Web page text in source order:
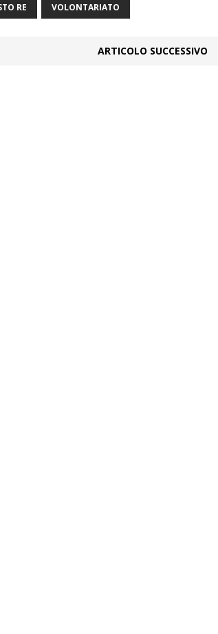
RE VOLONTARIATO
ARTICOLO SUCCESSIVO